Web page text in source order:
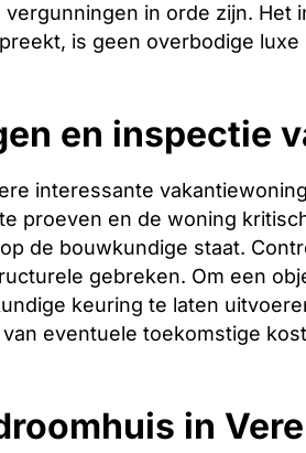
in orde zijn. Het
is geen overbodige
en inspectie
interessante
proeven en de woning
de bouwkundige staat.
gebreken. Om een
keuring te laten
eventuele toekomstige
in